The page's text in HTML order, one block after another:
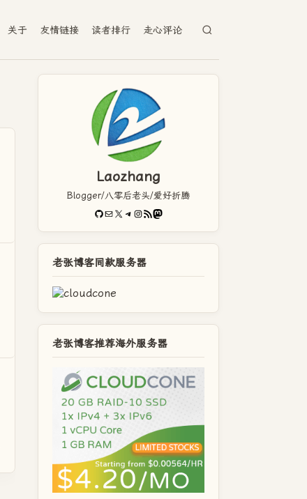
关于 友情链接 读者排行 走心评论
Laozhang
Blogger/八零后老头/爱好折腾
GitHub
电子邮件X Telegram
Instagram
RSS FeedMastodon
老张博客同款服务器
老张博客推荐海外服务器